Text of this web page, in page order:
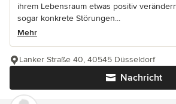
ihrem Lebensraum etwas positiv
sogar konkrete Störungen...
Mehr
Nachricht
Lanker Straße 40, 40545 Düsseldorf